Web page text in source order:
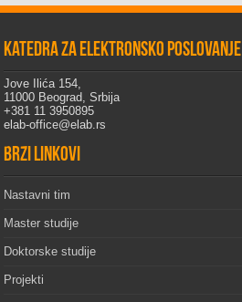
Katedra za elektronsko poslovanje
Jove Ilića 154,
11000 Beograd, Srbija
+381 11 3950895
elab-office@elab.rs
Brzi linkovi
Nastavni tim
Master studije
Doktorske studije
Projekti